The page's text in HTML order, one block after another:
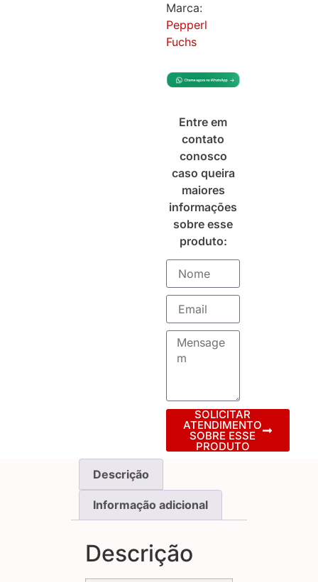
Marca:
Pepperl
Fuchs
Entre em
contato
conosco
caso queira
maiores
informações
sobre esse
produto:
SOLICITAR
ATENDIMENTO
SOBRE ESSE
PRODUTO
Descrição
Informação adicional
Descrição